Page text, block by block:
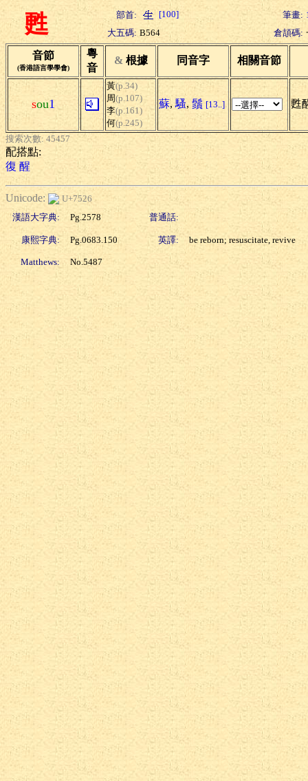
甦 部首: [100] 筆畫:
大五碼: B564 倉頡碼:
音節
(香港語言學學會)
粵
音
& 根據 同音字 相關音節
sou1
黃(p.34)
周(p.107)
李(p.161)
何(p.245)
蘇, 騷, 鬚 [13..] 甦
搜索次數: 45457
配搭點:
復 醒
Unicode:
U+7526
漢語大字典:
Pg.2578 普通話:
康熙字典: Pg.0683.150 英譯: be reborn; resuscitate, revive
Matthews: No.5487